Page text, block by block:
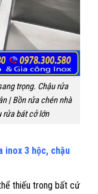
trọng. Chậu rửa
| Bồn rửa chén nhà
rửa bát cở lớn
inox 3 hộc, chậu
thiếu trong bất cứ